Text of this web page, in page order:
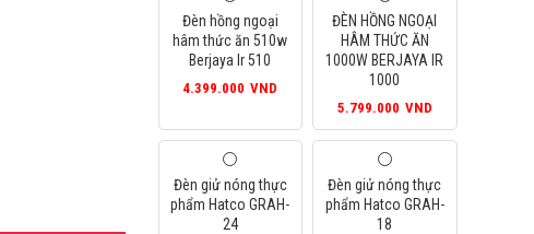
số lượng
Đèn hồng ngoại
hâm thức ăn 510w
Berjaya Ir 510
4.399.000 VND
ĐÈN HỒNG NGOẠI
HÂM THỨC ĂN
1000W BERJAYA IR
1000
5.799.000 VND
Đèn giử nóng thực
phẩm Hatco GRAH-
24
Đèn giử nóng thực
phẩm Hatco GRAH-
18